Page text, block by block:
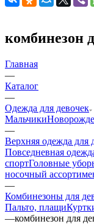
комбинезон
Главная
—
Каталог
—
Одежда для девочек
Мальчики
—
Верхняя одежда для
Повседневная
спортГоловные
носочный
—
Комбинезоны для
Пальто, плащи
—комбинезон для